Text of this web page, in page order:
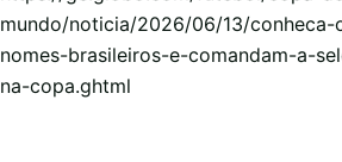
mundo/noticia/2026/06/13/
nomes-brasileiros-e-comandam-a-
na-copa.ghtml